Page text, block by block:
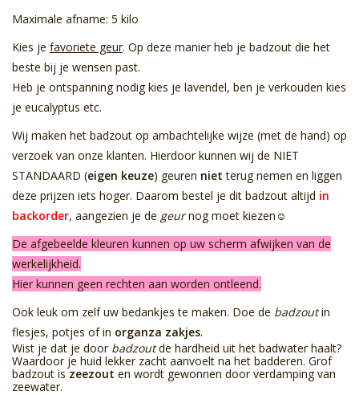
Maximale afname: 5 kilo
Kies je favoriete geur. Op deze manier heb je badzout die het
beste bij je wensen past.
Heb je ontspanning nodig kies je lavendel, ben je verkouden kies
je eucalyptus etc.
Wij maken het badzout op ambachtelijke wijze (met de hand) op
verzoek van onze klanten. Hierdoor kunnen wij de NIET
STANDAARD (eigen keuze) geuren niet terug nemen en liggen
deze prijzen iets hoger. Daarom bestel je dit badzout altijd in
backorder, aangezien je de geurnog moet kiezen☺
De afgebeelde kleuren kunnen op uw scherm afwijken van de
werkelijkheid.
Hier kunnen geen rechten aan worden ontleend.
Ook leuk om zelf uw bedankjes te maken. Doe de badzoutin
flesjes, potjes of in organza zakjes.
Wist je dat je door badzoutde hardheid uit het badwater haalt?
Waardoor je huid lekker zacht aanvoelt na het badderen. Grof
badzout is zeezout en wordt gewonnen door verdamping van
zeewater.